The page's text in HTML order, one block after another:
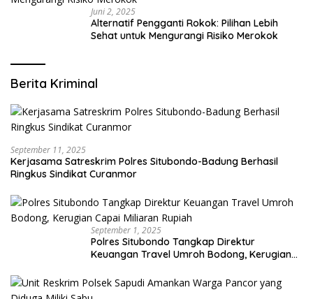
Juni 2, 2025
Alternatif Pengganti Rokok: Pilihan Lebih
Sehat untuk Mengurangi Risiko Merokok
Berita Kriminal
September 11, 2025
Kerjasama Satreskrim Polres Situbondo-Badung Berhasil
Ringkus Sindikat Curanmor
September 1, 2025
Polres Situbondo Tangkap Direktur
Keuangan Travel Umroh Bodong, Kerugian